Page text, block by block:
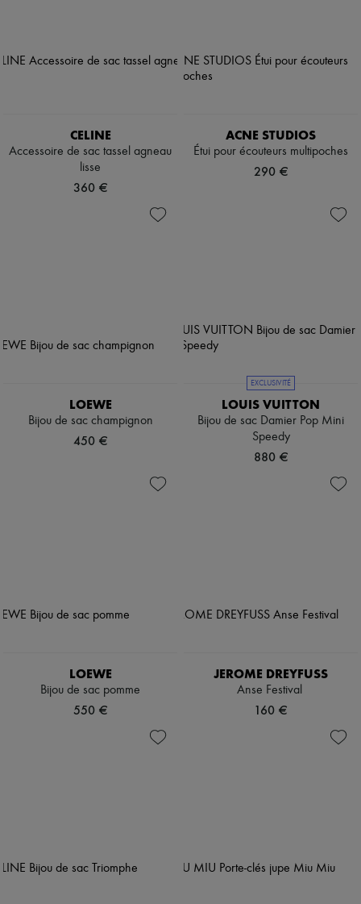
CELINE
Accessoire de sac tassel agneau
lisse
360 €
ACNE STUDIOS
Étui pour écouteurs multipoches
290 €
LOEWE
Bijou de sac champignon
450 €
EXCLUSIVITÉ
LOUIS VUITTON
Bijou de sac Damier Pop Mini
Speedy
880 €
LOEWE
Bijou de sac pomme
550 €
JEROME DREYFUSS
Anse Festival
160 €